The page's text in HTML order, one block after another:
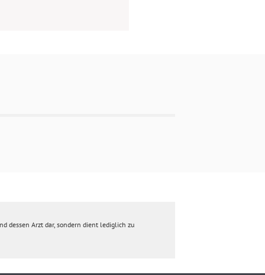
dessen Arzt dar, sondern dient lediglich zu